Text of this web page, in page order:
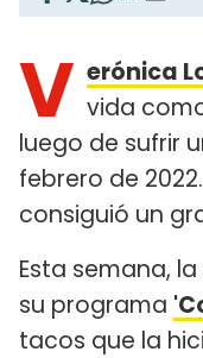
V erónica
vida
luego de sufrir
febrero de
consiguió un
Esta semana,
su programa
tacos que la